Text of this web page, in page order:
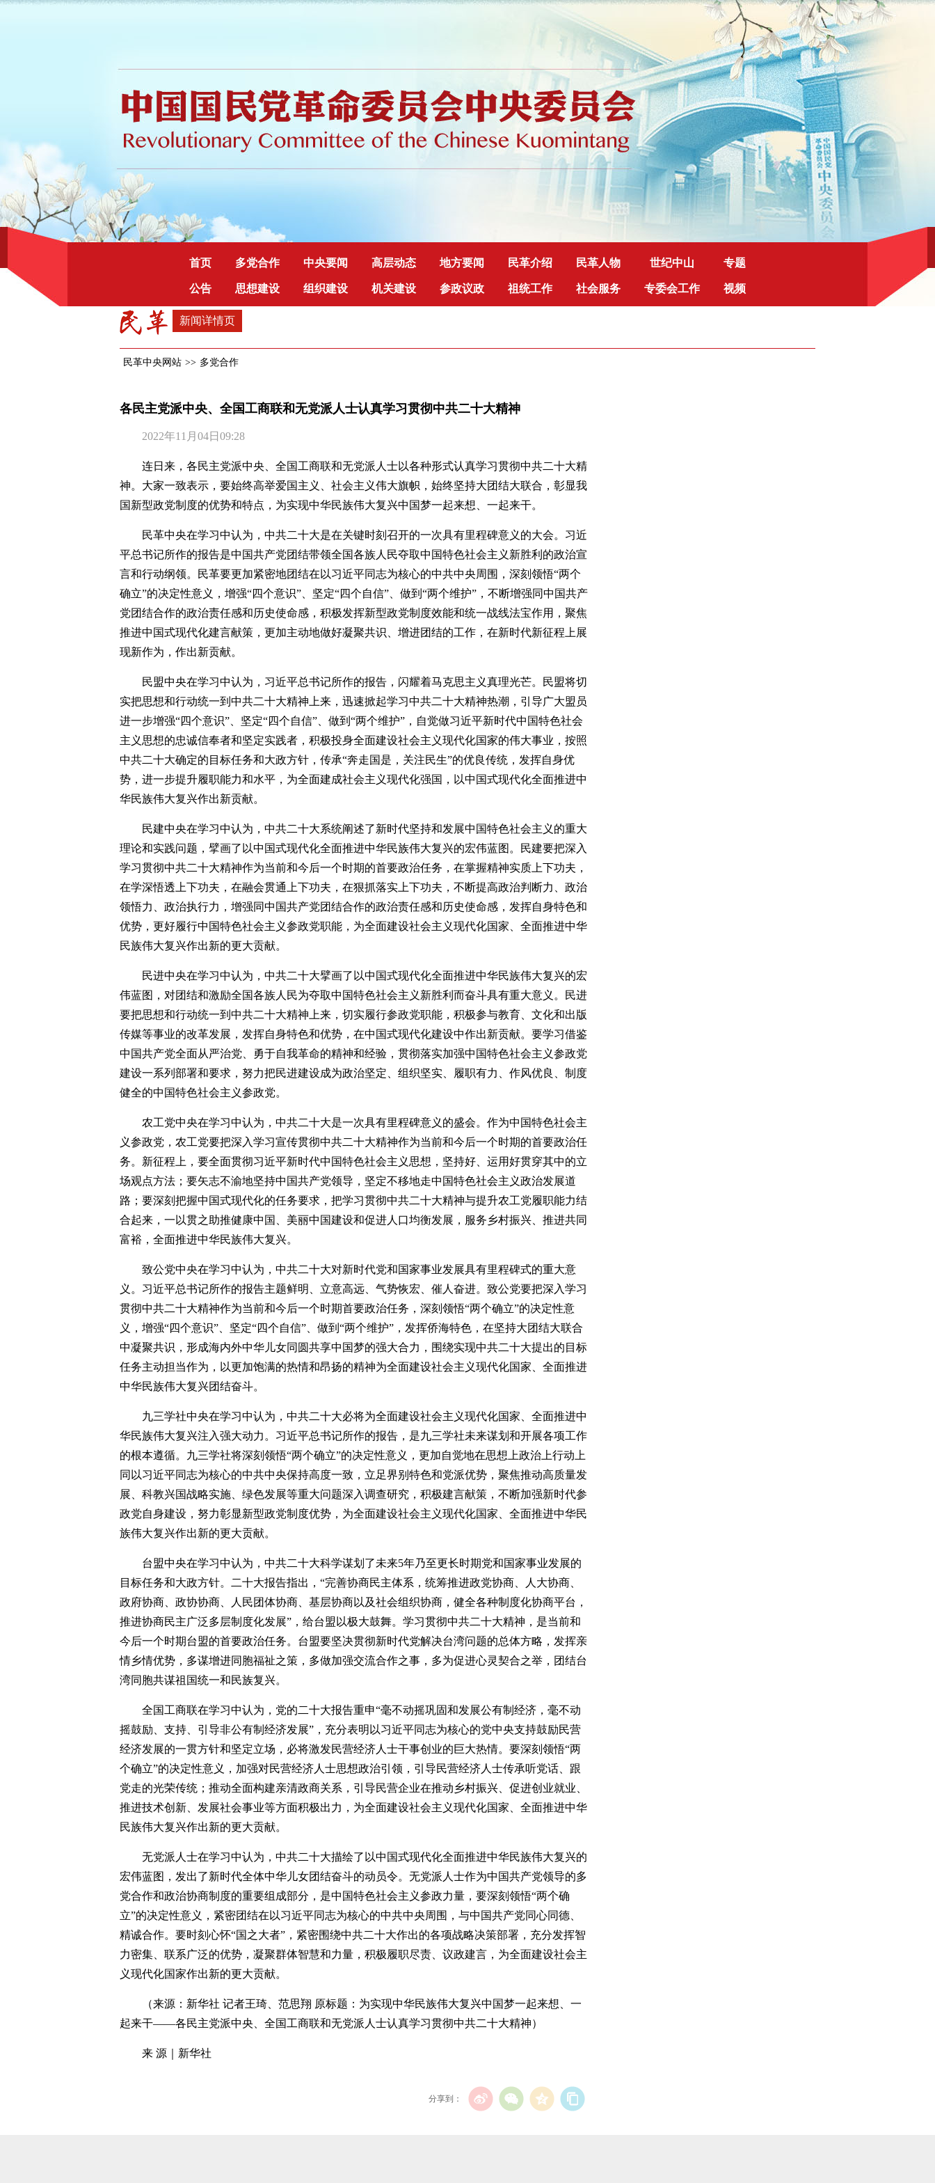
首页 多党合作 中央要闻 高层动态 地方要闻 民革介绍 民革人物 世纪中山 专题
公告 思想建设 组织建设 机关建设 参政议政 祖统工作 社会服务 专委会工作 视频
新闻详情页
民革中央网站 >> 多党合作
各民主党派中央、全国工商联和无党派人士认真学习贯彻中共二十大精神
2022年11月04日09:28
连日来，各民主党派中央、全国工商联和无党派人士以各种形式认真学习贯彻中共二十大精
神。大家一致表示，要始终高举爱国主义、社会主义伟大旗帜，始终坚持大团结大联合，彰显我
国新型政党制度的优势和特点，为实现中华民族伟大复兴中国梦一起来想、一起来干。
民革中央在学习中认为，中共二十大是在关键时刻召开的一次具有里程碑意义的大会。习近
平总书记所作的报告是中国共产党团结带领全国各族人民夺取中国特色社会主义新胜利的政治宣
言和行动纲领。民革要更加紧密地团结在以习近平同志为核心的中共中央周围，深刻领悟“两个
确立”的决定性意义，增强“四个意识”、坚定“四个自信”、做到“两个维护”，不断增强同中国共产
党团结合作的政治责任感和历史使命感，积极发挥新型政党制度效能和统一战线法宝作用，聚焦
推进中国式现代化建言献策，更加主动地做好凝聚共识、增进团结的工作，在新时代新征程上展
现新作为，作出新贡献。
民盟中央在学习中认为，习近平总书记所作的报告，闪耀着马克思主义真理光芒。民盟将切
实把思想和行动统一到中共二十大精神上来，迅速掀起学习中共二十大精神热潮，引导广大盟员
进一步增强“四个意识”、坚定“四个自信”、做到“两个维护”，自觉做习近平新时代中国特色社会
主义思想的忠诚信奉者和坚定实践者，积极投身全面建设社会主义现代化国家的伟大事业，按照
中共二十大确定的目标任务和大政方针，传承“奔走国是，关注民生”的优良传统，发挥自身优
势，进一步提升履职能力和水平，为全面建成社会主义现代化强国，以中国式现代化全面推进中
华民族伟大复兴作出新贡献。
民建中央在学习中认为，中共二十大系统阐述了新时代坚持和发展中国特色社会主义的重大
理论和实践问题，擘画了以中国式现代化全面推进中华民族伟大复兴的宏伟蓝图。民建要把深入
学习贯彻中共二十大精神作为当前和今后一个时期的首要政治任务，在掌握精神实质上下功夫，
在学深悟透上下功夫，在融会贯通上下功夫，在狠抓落实上下功夫，不断提高政治判断力、政治
领悟力、政治执行力，增强同中国共产党团结合作的政治责任感和历史使命感，发挥自身特色和
优势，更好履行中国特色社会主义参政党职能，为全面建设社会主义现代化国家、全面推进中华
民族伟大复兴作出新的更大贡献。
民进中央在学习中认为，中共二十大擘画了以中国式现代化全面推进中华民族伟大复兴的宏
伟蓝图，对团结和激励全国各族人民为夺取中国特色社会主义新胜利而奋斗具有重大意义。民进
要把思想和行动统一到中共二十大精神上来，切实履行参政党职能，积极参与教育、文化和出版
传媒等事业的改革发展，发挥自身特色和优势，在中国式现代化建设中作出新贡献。要学习借鉴
中国共产党全面从严治党、勇于自我革命的精神和经验，贯彻落实加强中国特色社会主义参政党
建设一系列部署和要求，努力把民进建设成为政治坚定、组织坚实、履职有力、作风优良、制度
健全的中国特色社会主义参政党。
农工党中央在学习中认为，中共二十大是一次具有里程碑意义的盛会。作为中国特色社会主
义参政党，农工党要把深入学习宣传贯彻中共二十大精神作为当前和今后一个时期的首要政治任
务。新征程上，要全面贯彻习近平新时代中国特色社会主义思想，坚持好、运用好贯穿其中的立
场观点方法；要矢志不渝地坚持中国共产党领导，坚定不移地走中国特色社会主义政治发展道
路；要深刻把握中国式现代化的任务要求，把学习贯彻中共二十大精神与提升农工党履职能力结
合起来，一以贯之助推健康中国、美丽中国建设和促进人口均衡发展，服务乡村振兴、推进共同
富裕，全面推进中华民族伟大复兴。
致公党中央在学习中认为，中共二十大对新时代党和国家事业发展具有里程碑式的重大意
义。习近平总书记所作的报告主题鲜明、立意高远、气势恢宏、催人奋进。致公党要把深入学习
贯彻中共二十大精神作为当前和今后一个时期首要政治任务，深刻领悟“两个确立”的决定性意
义，增强“四个意识”、坚定“四个自信”、做到“两个维护”，发挥侨海特色，在坚持大团结大联合
中凝聚共识，形成海内外中华儿女同圆共享中国梦的强大合力，围绕实现中共二十大提出的目标
任务主动担当作为，以更加饱满的热情和昂扬的精神为全面建设社会主义现代化国家、全面推进
中华民族伟大复兴团结奋斗。
九三学社中央在学习中认为，中共二十大必将为全面建设社会主义现代化国家、全面推进中
华民族伟大复兴注入强大动力。习近平总书记所作的报告，是九三学社未来谋划和开展各项工作
的根本遵循。九三学社将深刻领悟“两个确立”的决定性意义，更加自觉地在思想上政治上行动上
同以习近平同志为核心的中共中央保持高度一致，立足界别特色和党派优势，聚焦推动高质量发
展、科教兴国战略实施、绿色发展等重大问题深入调查研究，积极建言献策，不断加强新时代参
政党自身建设，努力彰显新型政党制度优势，为全面建设社会主义现代化国家、全面推进中华民
族伟大复兴作出新的更大贡献。
台盟中央在学习中认为，中共二十大科学谋划了未来5年乃至更长时期党和国家事业发展的
目标任务和大政方针。二十大报告指出，“完善协商民主体系，统筹推进政党协商、人大协商、
政府协商、政协协商、人民团体协商、基层协商以及社会组织协商，健全各种制度化协商平台，
推进协商民主广泛多层制度化发展”，给台盟以极大鼓舞。学习贯彻中共二十大精神，是当前和
今后一个时期台盟的首要政治任务。台盟要坚决贯彻新时代党解决台湾问题的总体方略，发挥亲
情乡情优势，多谋增进同胞福祉之策，多做加强交流合作之事，多为促进心灵契合之举，团结台
湾同胞共谋祖国统一和民族复兴。
全国工商联在学习中认为，党的二十大报告重申“毫不动摇巩固和发展公有制经济，毫不动
摇鼓励、支持、引导非公有制经济发展”，充分表明以习近平同志为核心的党中央支持鼓励民营
经济发展的一贯方针和坚定立场，必将激发民营经济人士干事创业的巨大热情。要深刻领悟“两
个确立”的决定性意义，加强对民营经济人士思想政治引领，引导民营经济人士传承听党话、跟
党走的光荣传统；推动全面构建亲清政商关系，引导民营企业在推动乡村振兴、促进创业就业、
推进技术创新、发展社会事业等方面积极出力，为全面建设社会主义现代化国家、全面推进中华
民族伟大复兴作出新的更大贡献。
无党派人士在学习中认为，中共二十大描绘了以中国式现代化全面推进中华民族伟大复兴的
宏伟蓝图，发出了新时代全体中华儿女团结奋斗的动员令。无党派人士作为中国共产党领导的多
党合作和政治协商制度的重要组成部分，是中国特色社会主义参政力量，要深刻领悟“两个确
立”的决定性意义，紧密团结在以习近平同志为核心的中共中央周围，与中国共产党同心同德、
精诚合作。要时刻心怀“国之大者”，紧密围绕中共二十大作出的各项战略决策部署，充分发挥智
力密集、联系广泛的优势，凝聚群体智慧和力量，积极履职尽责、议政建言，为全面建设社会主
义现代化国家作出新的更大贡献。
（来源：新华社 记者王琦、范思翔 原标题：为实现中华民族伟大复兴中国梦一起来想、一
起来干——各民主党派中央、全国工商联和无党派人士认真学习贯彻中共二十大精神）
来 源｜新华社
分享到：